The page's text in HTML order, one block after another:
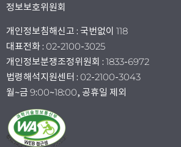
정보보호위원회
개인정보침해신고 : 국번없이 118
대표전화 : 02-2100-3025
개인정보분쟁조정위원회 : 1833-6972
법령해석지원센터 : 02-2100-3043
월~금 9:00~18:00, 공휴일 제외